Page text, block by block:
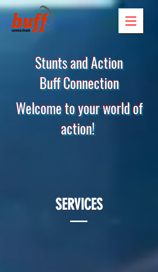
Stunts and Action
Buff Connection
Welcome to your world of
action!
SERVICES